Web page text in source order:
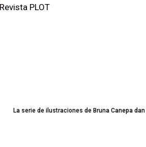
La serie de ilustraciones de Bruna Canepa